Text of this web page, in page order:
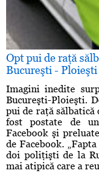
Opt pui de raţă
Bucureşti - Ploieşti
Imagini inedite
Bucureşti-Ploieşti.
pui de raţă
fost postate de
Facebook şi
de Facebook.
doi poliţişti de la
mai atipică care a